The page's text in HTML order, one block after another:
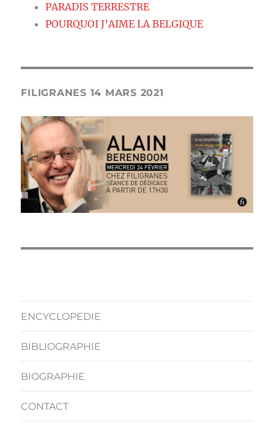
PARADIS TERRESTRE
POURQUOI J’AIME LA BELGIQUE
FILIGRANES 14 MARS 2021
ENCYCLOPEDIE
BIBLIOGRAPHIE
BIOGRAPHIE
CONTACT